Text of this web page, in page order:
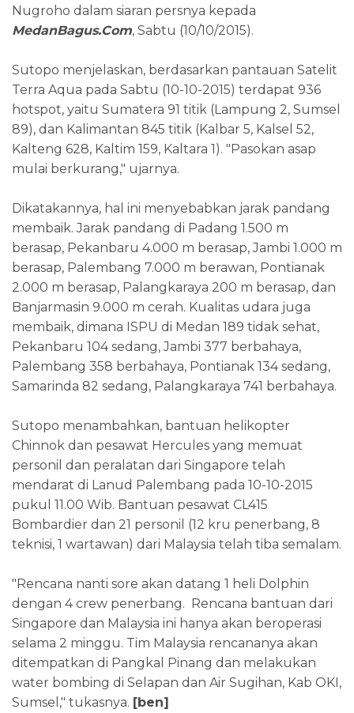
Nugroho dalam siaran persnya kepada
MedanBagus.Com, Sabtu (10/10/2015).
Sutopo menjelaskan, berdasarkan pantauan Satelit
Terra Aqua pada Sabtu (10-10-2015) terdapat 936
hotspot, yaitu Sumatera 91 titik (Lampung 2, Sumsel
89), dan Kalimantan 845 titik (Kalbar 5, Kalsel 52,
Kalteng 628, Kaltim 159, Kaltara 1). "Pasokan asap
mulai berkurang," ujarnya.
Dikatakannya, hal ini menyebabkan jarak pandang
membaik. Jarak pandang di Padang 1.500 m
berasap, Pekanbaru 4.000 m berasap, Jambi 1.000 m
berasap, Palembang 7.000 m berawan, Pontianak
2.000 m berasap, Palangkaraya 200 m berasap, dan
Banjarmasin 9.000 m cerah. Kualitas udara juga
membaik, dimana ISPU di Medan 189 tidak sehat,
Pekanbaru 104 sedang, Jambi 377 berbahaya,
Palembang 358 berbahaya, Pontianak 134 sedang,
Samarinda 82 sedang, Palangkaraya 741 berbahaya.
Sutopo menambahkan, bantuan helikopter
Chinnok dan pesawat Hercules yang memuat
personil dan peralatan dari Singapore telah
mendarat di Lanud Palembang pada 10-10-2015
pukul 11.00 Wib. Bantuan pesawat CL415
Bombardier dan 21 personil (12 kru penerbang, 8
teknisi, 1 wartawan) dari Malaysia telah tiba semalam.
"Rencana nanti sore akan datang 1 heli Dolphin
dengan 4 crew penerbang. Rencana bantuan dari
Singapore dan Malaysia ini hanya akan beroperasi
selama 2 minggu. Tim Malaysia rencananya akan
ditempatkan di Pangkal Pinang dan melakukan
water bombing di Selapan dan Air Sugihan, Kab OKI,
Sumsel," tukasnya. [ben]